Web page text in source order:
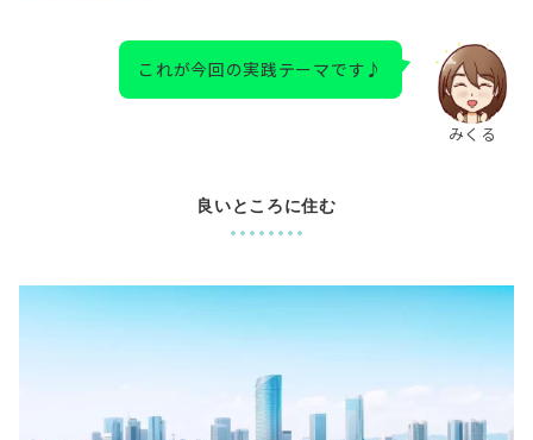
みくる
これが今回の実践テーマです♪
良いところに住む